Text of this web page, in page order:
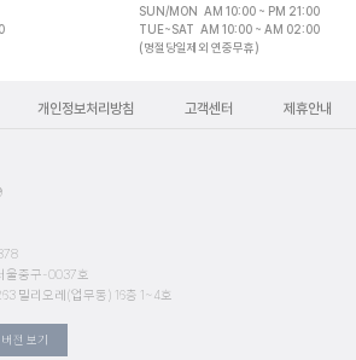
SUN/MON AM 10:00 ~ PM 21:00
TUE~SAT AM 10:00 ~ AM 02:00
(명절당일제외 연중무휴)
개인정보처리방침 고객센터 제휴안내
울중구-0037호
밀리오레(업무동) 16층 1~4호
버전 보기